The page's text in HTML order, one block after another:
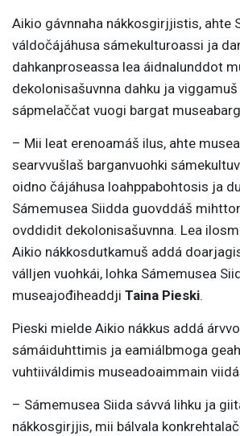
Aikio gávnnaha nákkosgirjjistis, ahte
váldočájáhusa sámekulturoassi ja
dahkanproseassa lea áidnalunddot
dekolonisašuvnna dahku ja
sápmelaččat vuogi bargat
– Mii leat erenoamáš ilus, ahte
searvvušlaš barganvuohki
oidno čájáhusa loahppabohtosis ja
Sámemusea Siidda guovddáš
ovddidit dekolonisašuvnna. Lea
Aikio nákkosdutkamuš addá
válljen vuohkái, lohka Sámemusea
museajođiheaddji Taina Pieski.
Pieski mielde Aikio nákkus addá
sámáiduhttimis ja eamiálbmoga
vuhtiiváldimis museadoaimmain
– Sámemusea Siida sávvá lihku ja
nákkosgirjjis, mii bálvala